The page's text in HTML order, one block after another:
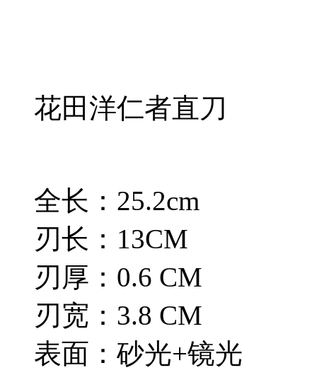
花田洋仁者直刀
全长：25.2cm
刃长：13CM
刃厚：0.6 CM
刃宽：3.8 CM
表面：砂光+镜光